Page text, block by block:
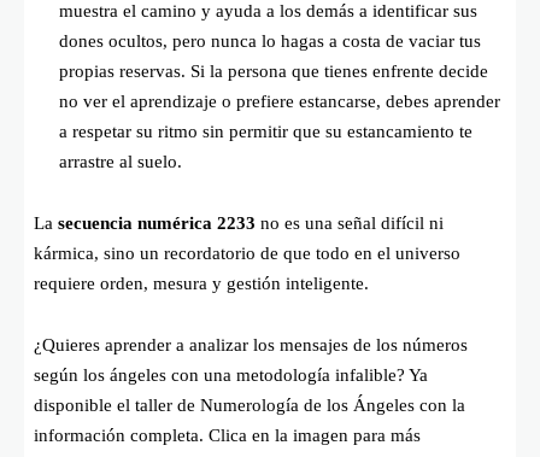
muestra el camino y ayuda a los demás a identificar sus
dones ocultos, pero nunca lo hagas a costa de vaciar tus
propias reservas. Si la persona que tienes enfrente decide
no ver el aprendizaje o prefiere estancarse, debes aprender
a respetar su ritmo sin permitir que su estancamiento te
arrastre al suelo.
La secuencia numérica 2233 no es una señal difícil ni
kármica, sino un recordatorio de que todo en el universo
requiere orden, mesura y gestión inteligente.
¿Quieres aprender a analizar los mensajes de los números
según los ángeles con una metodología infalible? Ya
disponible el taller de Numerología de los Ángeles con la
información completa. Clica en la imagen para más